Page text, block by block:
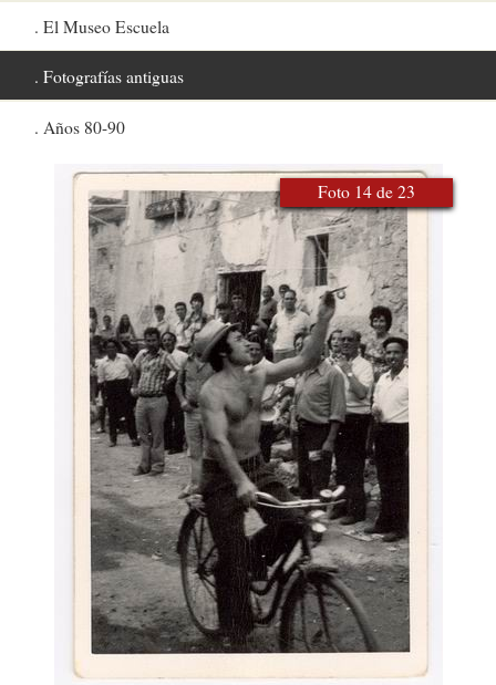
El Museo Escuela
Fotografías antiguas
Años 80-90
Foto 14 de 23